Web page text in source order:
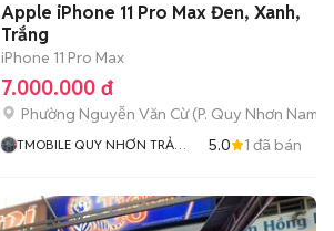
Apple iPhone 11 Pro Max Đen, Xanh,
Trắng
iPhone 11 Pro Max
7.000.000 đ
Phường Nguyễn Văn Cừ(P. Quy Nhơn Nam
TMOBILE QUY NHƠN TRẢ
5.0 1 đã bán